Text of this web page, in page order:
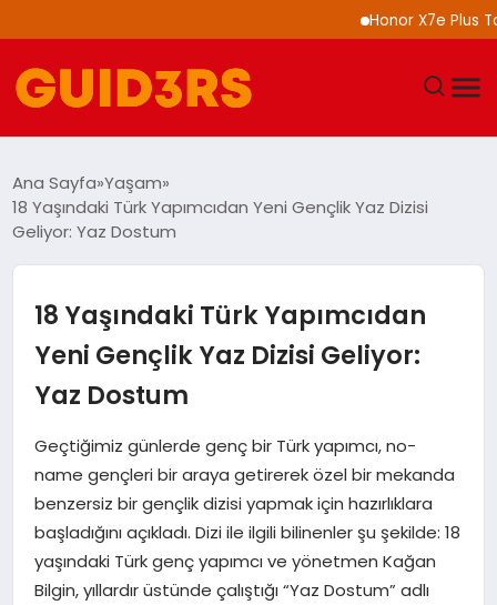
Honor X7e Plus
YAŞAM
SAĞLIK
EKONOMI
MAGAZIN
EĞITIM
Ana Sayfa Yaşam
18 Yaşındaki Türk Yapımcıdan Yeni Gençlik Yaz Dizisi
Geliyor: Yaz Dostum
18 Yaşındaki Türk Yapımcıdan
Yeni Gençlik Yaz Dizisi Geliyor:
Yaz Dostum
Geçtiğimiz günlerde genç bir Türk yapımcı, no-
name gençleri bir araya getirerek özel bir mekanda
benzersiz bir gençlik dizisi yapmak için hazırlıklara
başladığını açıkladı. Dizi ile ilgili bilinenler şu şekilde: 18
yaşındaki Türk genç yapımcı ve yönetmen Kağan
Bilgin, yıllardır üstünde çalıştığı “Yaz Dostum” adlı